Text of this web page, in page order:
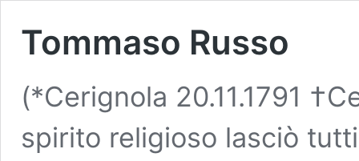
Tommaso Russo
(*Cerignola 20.11.1791
spirito religioso lasciò